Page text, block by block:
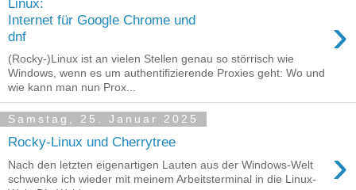
Internet für Google Chrome und
dnf
›
(Rocky-)Linux ist an vielen Stellen genau so störrisch wie
Windows, wenn es um authentifizierende Proxies geht: Wo und
wie kann man nun Prox...
Samstag, 25. Januar 2025
Rocky-Linux und Cherrytree ›
Nach den letzten eigenartigen Lauten aus der Windows-Welt
schwenke ich wieder mit meinem Arbeitsterminal in die Linux-